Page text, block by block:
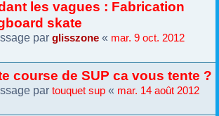
les vagues : Fabrication
skate
par glisszone « mar. 9 oct. 2012
course de SUP ca vous tente ?
par touquet sup « mar. 14 août 2012